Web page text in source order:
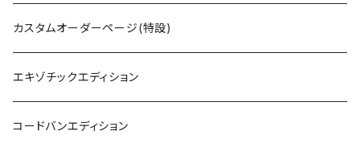
カスタムオーダーページ(特設)
エキゾチックエディション
コードバンエディション